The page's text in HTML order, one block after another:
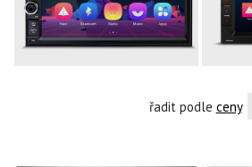
řadit podle ceny